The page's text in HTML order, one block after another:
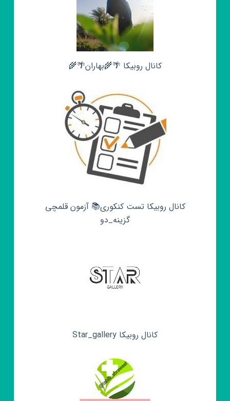
کانال روبیکا 🌴🌾بهاران🌴🌾
کانال روبیکا تست کنکوری📚 آزمون قلمچی‌‌
گزینه_دو
کانال روبیکا Star_gallery